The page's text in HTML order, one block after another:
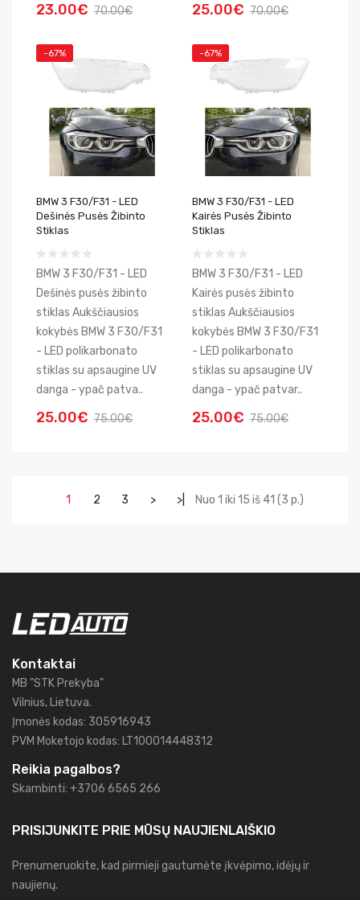
23.00€ 70.00€ 25.00€ 70.00€
-67%
BMW 3 F30/F31 - LED
Dešinės Pusės Žibinto
Stiklas
BMW 3 F30/F31 - LED
Dešinės pusės žibinto
stiklas Aukščiausios
kokybės BMW 3 F30/F31
- LED polikarbonato
stiklas su apsaugine UV
danga - ypač patva..
25.00€ 75.00€
-67%
BMW 3 F30/F31 - LED
Kairės Pusės Žibinto
Stiklas
BMW 3 F30/F31 - LED
Kairės pusės žibinto
stiklas Aukščiausios
kokybės BMW 3 F30/F31
- LED polikarbonato
stiklas su apsaugine UV
danga - ypač patvar..
25.00€ 75.00€
1 2 3 > >| Nuo 1 iki 15 iš 41 (3 p.)
Kontaktai
MB "STK Prekyba"
Vilnius, Lietuva.
Įmonės kodas: 305916943
PVM Moketojo kodas: LT100014448312
Reikia pagalbos?
Skambinti: +3706 6565 266
PRISIJUNKITE PRIE MŪSŲ NAUJIENLAIŠKIO
Prenumeruokite, kad pirmieji gautumėte įkvėpimo, idėjų ir
naujienų.